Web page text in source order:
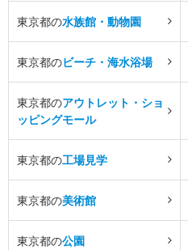
東京都の水族館・動物園
東京都のビーチ・海水浴場
東京都のアウトレット・ショ
ッピングモール
東京都の工場見学
東京都の美術館
東京都の公園